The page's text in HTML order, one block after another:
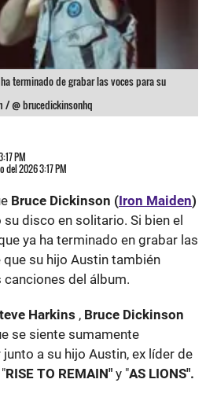
terminado de grabar las voces para su
/ @ brucedickinsonhq
PM
del 2026 3:17 PM
Bruce Dickinson (Iron Maiden)
disco en solitario. Si bien el
ya ha terminado en grabar las
su hijo Austin también
canciones del álbum.
Harkins , Bruce Dickinson
se siente sumamente
a su hijo Austin, ex líder de
RISE TO REMAIN" y "AS LIONS".